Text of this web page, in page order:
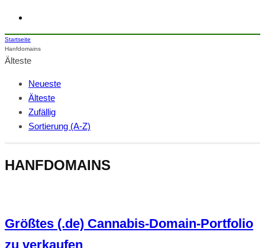
Startseite
Hanfdomains
Älteste
Neueste
Älteste
Zufällig
Sortierung (A-Z)
HANFDOMAINS
Größtes (.de) Cannabis-Domain-Portfolio
zu verkaufen